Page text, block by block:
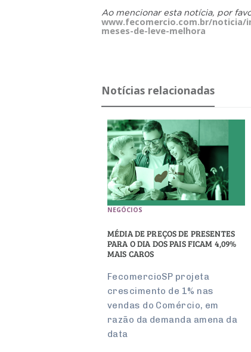
Ao mencionar esta notícia, por
www.fecomercio.com.br/noticia/
meses-de-leve-melhora
Notícias relacionadas
NEGÓCIOS
MÉDIA DE PREÇOS DE PRESENTES
PARA O DIA DOS PAIS FICAM 4,09%
MAIS CAROS
FecomercioSP projeta
crescimento de 1% nas
vendas do Comércio, em
razão da demanda amena da
data